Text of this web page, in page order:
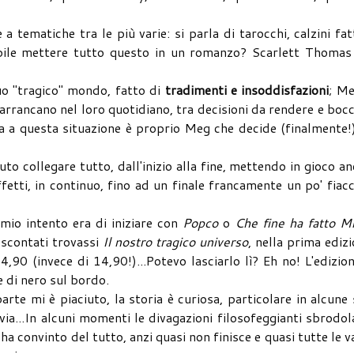
a tematiche tra le più varie: si parla di tarocchi, calzini
mettere tutto questo in un romanzo? Scarlett
"tragico" mondo, fatto di tradimenti e insoddisfazioni;
nel loro quotidiano, tra decisioni da rendere e
questa situazione è proprio Meg che decide
collegare tutto, dall'inizio alla fine, mettendo in gioco
in continuo, fino ad un finale francamente un po'
intento era di iniziare con Popco o Che fine ha fatto
trovassi Il nostro tragico universo, nella prima
(invece di 14,90!)...Potevo lasciarlo lì? Eh no!
di nero sul bordo.
mi è piaciuto, la storia è curiosa, particolare in alcune
alcuni momenti le divagazioni filosofeggianti
convinto del tutto, anzi quasi non finisce e quasi tutte le